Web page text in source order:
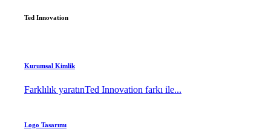
Ted Innovation
Kurumsal Kimlik
Farklılık yaratınTed Innovation farkı ile...
Logo Tasarımı